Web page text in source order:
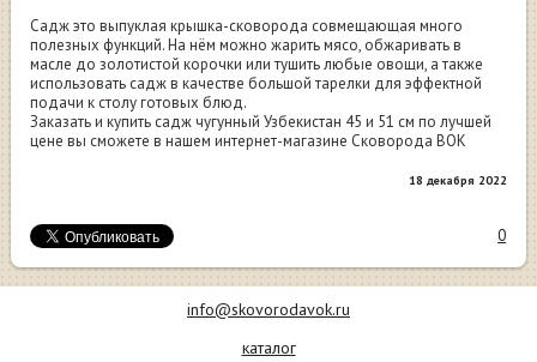
Садж это выпуклая крышка-сковорода совмещающая много
полезных функций. На нём можно жарить мясо, обжаривать в
масле до золотистой корочки или тушить любые овощи, а также
использовать садж в качестве большой тарелки для эффектной
подачи к столу готовых блюд.
Заказать и купить садж чугунный Узбекистан 45 и 51 см по лучшей
цене вы сможете в нашем интернет-магазине Сковорода ВОК
18 декабря 2022
0
info@skovorodavok.ru
каталог